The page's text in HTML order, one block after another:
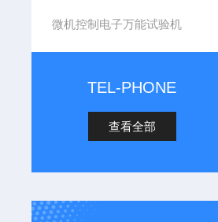
微机控制电子万能试验机
TEL-PHONE
查看全部